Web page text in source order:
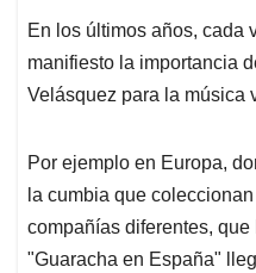
En los últimos años, cada
manifiesto la importancia
Velásquez para la música
Por ejemplo en Europa,
la cumbia que
compañías diferentes,
"Guaracha en España"